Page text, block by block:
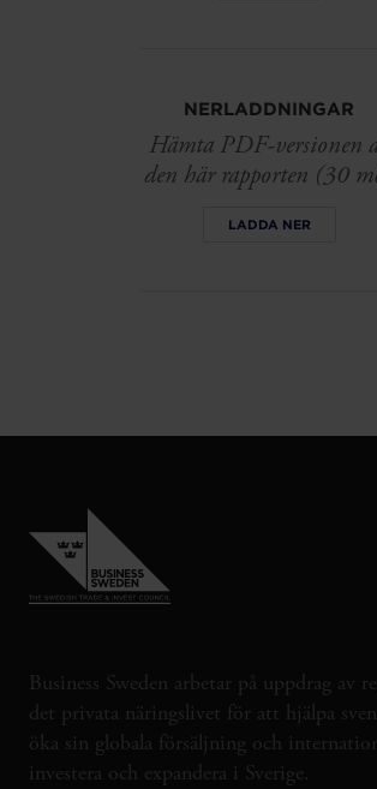
NERLADDNINGAR
Hämta PDF-versionen
den här rapporten (30
LADDA NER
Business Sweden arbetar på uppdrag av
det privata näringslivet för att hjälpa
öka sin globala försäljning och
investera och expandera i Sverige.